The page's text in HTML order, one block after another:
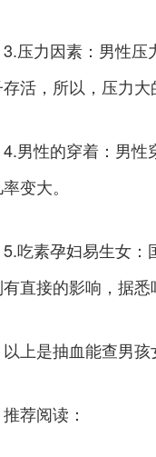
力因素：男性压
活，所以，压力大
性的穿着：男性
变大。
素孕妇易生女：
直接的影响，据悉
是抽血能查男孩
阅读：